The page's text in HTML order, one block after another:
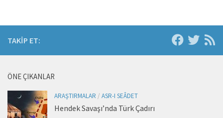
TAKIP ET:
ÖNE ÇIKANLAR
ARAŞTIRMALAR / ASR-I SEÂDET
Hendek Savaşı’nda Türk Çadırı